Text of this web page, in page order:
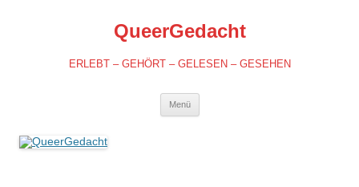
QueerGedacht
ERLEBT – GEHÖRT – GELESEN – GESEHEN
Menü